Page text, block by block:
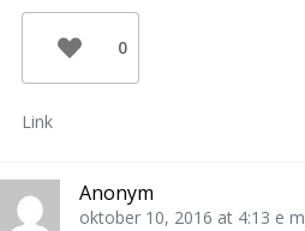
0
Link
Anonym
oktober 10, 2016 at 4:13 e m